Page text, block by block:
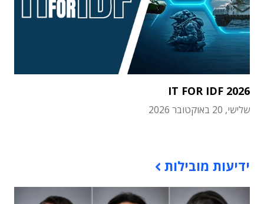
IT FOR IDF 2026
שלישי, 20 באוקטובר 2026
ידיעות מובילות